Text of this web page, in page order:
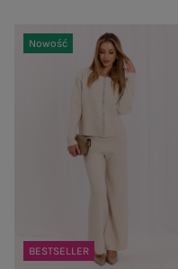
BESTSELLER
Nowość